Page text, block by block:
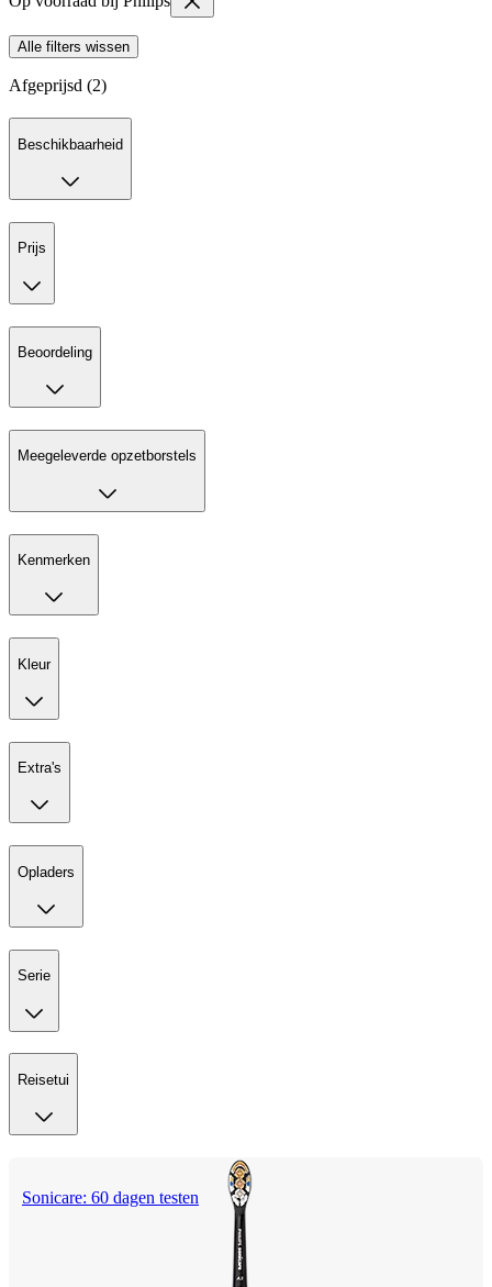
Alle filters wissen
Afgeprijsd (2)
Beschikbaarheid
Prijs
Beoordeling
Meegeleverde opzetborstels
Kenmerken
Kleur
Extra's
Opladers
Serie
Reisetui
Sonicare: 60 dagen testen